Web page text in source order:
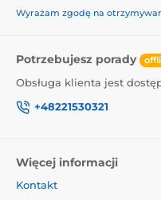
Wyrażam zgodę na
Potrzebujesz porady
Obsługa klienta jest
+48221530321
Więcej informacji
Kontakt